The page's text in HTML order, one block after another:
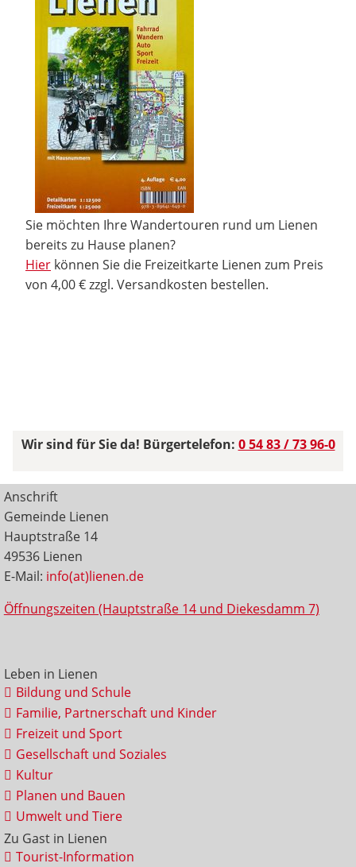
Sie möchten Ihre Wandertouren rund um Lienen
bereits zu Hause planen?
Hier können Sie die Freizeitkarte Lienen zum Preis
von 4,00 € zzgl. Versandkosten bestellen.
Wir sind für Sie da! Bürgertelefon: 0 54 83 / 73 96-0
Anschrift
Gemeinde Lienen
Hauptstraße 14
49536 Lienen
E-Mail: info(at)lienen.de
Öffnungszeiten (Hauptstraße 14 und Diekesdamm 7)
Leben in Lienen
Bildung und Schule
Familie, Partnerschaft und Kinder
Freizeit und Sport
Gesellschaft und Soziales
Kultur
Planen und Bauen
Umwelt und Tiere
Zu Gast in Lienen
Tourist-Information